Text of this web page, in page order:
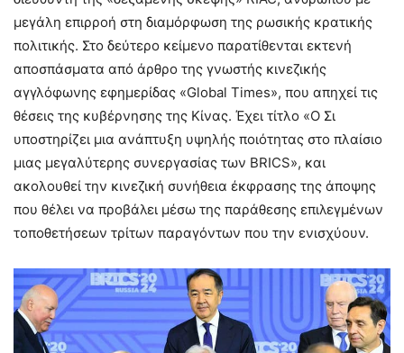
μεγάλη επιρροή στη διαμόρφωση της ρωσικής κρατικής
πολιτικής. Στο δεύτερο κείμενο παρατίθενται εκτενή
αποσπάσματα από άρθρο της γνωστής κινεζικής
αγγλόφωνης εφημερίδας «Global Times», που απηχεί τις
θέσεις της κυβέρνησης της Κίνας. Έχει τίτλο «Ο Σι
υποστηρίζει μια ανάπτυξη υψηλής ποιότητας στο πλαίσιο
μιας μεγαλύτερης συνεργασίας των BRICS», και
ακολουθεί την κινεζική συνήθεια έκφρασης της άποψης
που θέλει να προβάλει μέσω της παράθεσης επιλεγμένων
τοποθετήσεων τρίτων παραγόντων που την ενισχύουν.